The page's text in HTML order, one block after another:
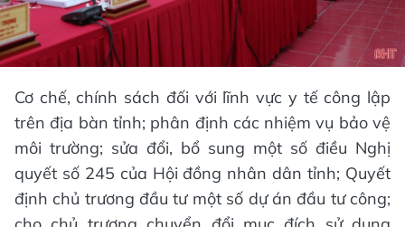
Cơ chế, chính sách đối với lĩnh vực y tế công lập
trên địa bàn tỉnh; phân định các nhiệm vụ bảo vệ
môi trường; sửa đổi, bổ sung một số điều Nghị
quyết số 245 của Hội đồng nhân dân tỉnh; Quyết
định chủ trương đầu tư một số dự án đầu tư công;